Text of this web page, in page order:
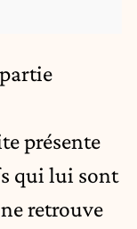
présente
qui lui sont
retrouve